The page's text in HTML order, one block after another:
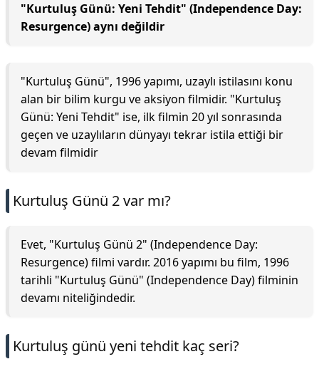
"Kurtuluş Günü: Yeni Tehdit" (Independence Day:
Resurgence) aynı değildir
"Kurtuluş Günü", 1996 yapımı, uzaylı istilasını konu
alan bir bilim kurgu ve aksiyon filmidir. "Kurtuluş
Günü: Yeni Tehdit" ise, ilk filmin 20 yıl sonrasında
geçen ve uzaylıların dünyayı tekrar istila ettiği bir
devam filmidir
Kurtuluş Günü 2 var mı?
Evet, "Kurtuluş Günü 2" (Independence Day:
Resurgence) filmi vardır. 2016 yapımı bu film, 1996
tarihli "Kurtuluş Günü" (Independence Day) filminin
devamı niteliğindedir.
Kurtuluş günü yeni tehdit kaç seri?